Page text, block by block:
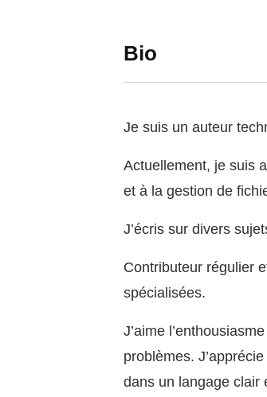
Bio
Je suis un auteur
Actuellement, je suis
et à la gestion de
J’écris sur divers
Contributeur régulier
spécialisées.
J’aime
problèmes.
dans un langage clair